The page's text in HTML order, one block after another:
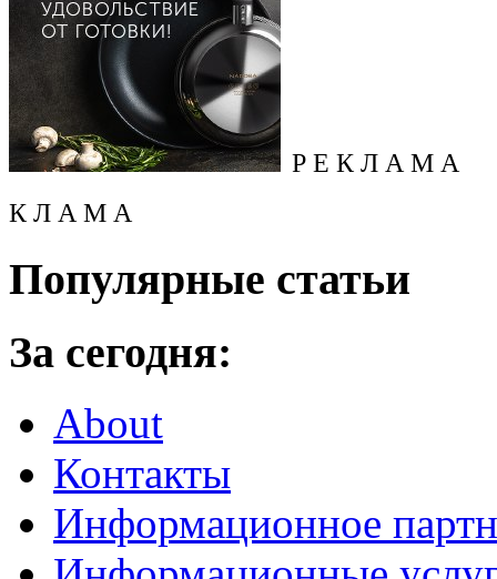
Р Е К Л А М А
К Л А М А
Популярные статьи
За сегодня:
About
Контакты
Информационное